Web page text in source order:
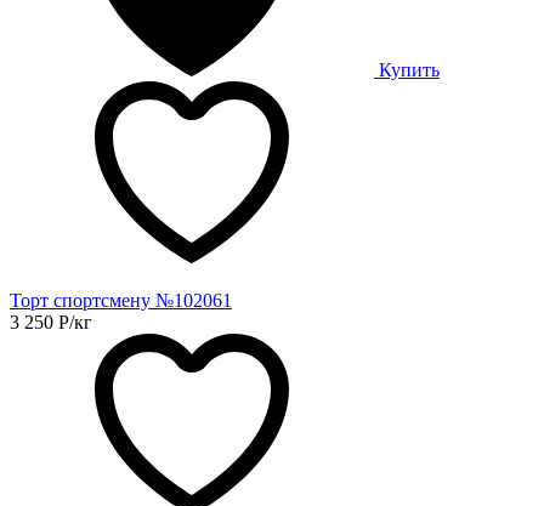
Купить
Торт спортсмену №102061
3 250 Р/кг